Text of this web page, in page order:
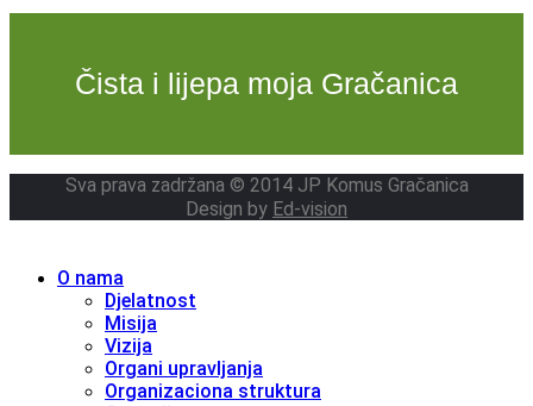
Čista i lijepa moja Gračanica
Sva prava zadržana © 2014 JP Komus Gračanica
Design by Ed-vision
O nama
Djelatnost
Misija
Vizija
Organi upravljanja
Organizaciona struktura